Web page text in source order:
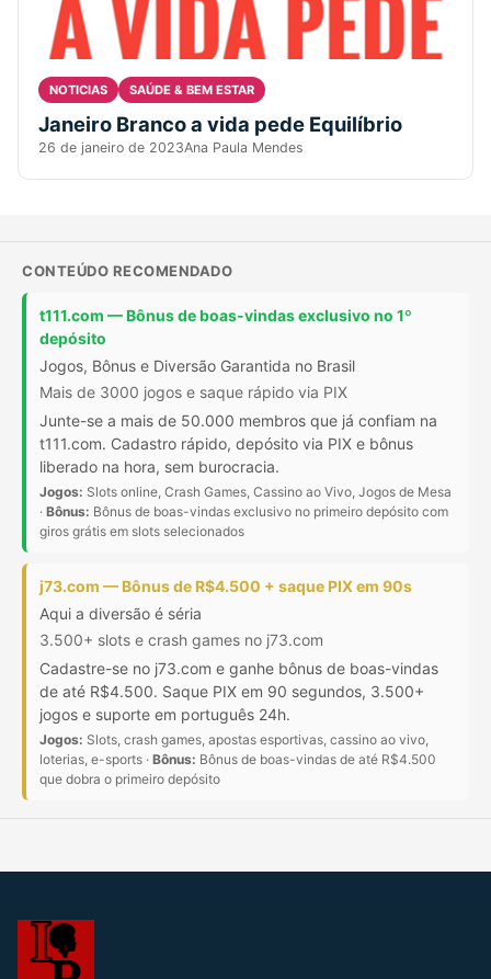
NOTICIAS SAÚDE & BEM ESTAR
Janeiro Branco a vida pede Equilíbrio
26 de janeiro de 2023Ana Paula Mendes
CONTEÚDO RECOMENDADO
t111.com — Bônus de boas-vindas exclusivo no 1º
depósito
Jogos, Bônus e Diversão Garantida no Brasil
Mais de 3000 jogos e saque rápido via PIX
Junte-se a mais de 50.000 membros que já confiam na
t111.com. Cadastro rápido, depósito via PIX e bônus
liberado na hora, sem burocracia.
Jogos: Slots online, Crash Games, Cassino ao Vivo, Jogos de Mesa
· Bônus: Bônus de boas-vindas exclusivo no primeiro depósito com
giros grátis em slots selecionados
j73.com — Bônus de R$4.500 + saque PIX em 90s
Aqui a diversão é séria
3.500+ slots e crash games no j73.com
Cadastre-se no j73.com e ganhe bônus de boas-vindas
de até R$4.500. Saque PIX em 90 segundos, 3.500+
jogos e suporte em português 24h.
Jogos: Slots, crash games, apostas esportivas, cassino ao vivo,
loterias, e-sports · Bônus: Bônus de boas-vindas de até R$4.500
que dobra o primeiro depósito